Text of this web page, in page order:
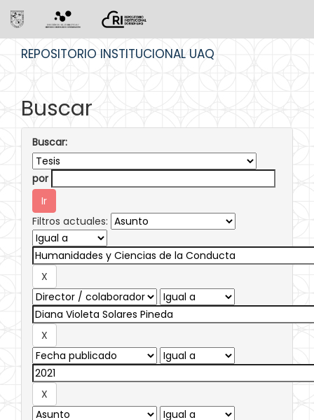
REPOSITORIO INSTITUCIONAL UAQ
Buscar
Buscar:
por
Filtros actuales: